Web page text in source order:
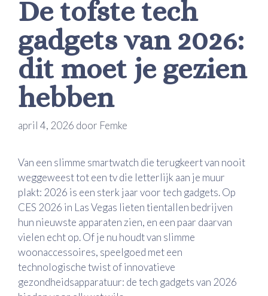
De tofste tech
gadgets van 2026:
dit moet je gezien
hebben
april 4, 2026 door Femke
Van een slimme smartwatch die terugkeert van nooit
weggeweest tot een tv die letterlijk aan je muur
plakt: 2026 is een sterk jaar voor tech gadgets. Op
CES 2026 in Las Vegas lieten tientallen bedrijven
hun nieuwste apparaten zien, en een paar daarvan
vielen echt op. Of je nu houdt van slimme
woonaccessoires, speelgoed met een
technologische twist of innovatieve
gezondheidsapparatuur: de tech gadgets van 2026